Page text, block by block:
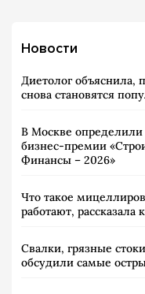
Новости
Диетолог объяснила,
снова становятся
В Москве
бизнес-премии
Финансы – 2026»
Что такое
работают, рассказала
Свалки, грязные
обсудили самые